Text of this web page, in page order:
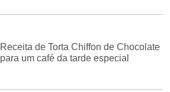
Receita de Torta Chiffon de Chocolate
para um café da tarde especial